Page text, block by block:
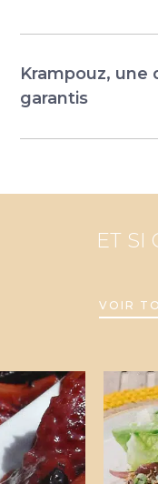
Krampouz,
garantis
ET SI
VOIR